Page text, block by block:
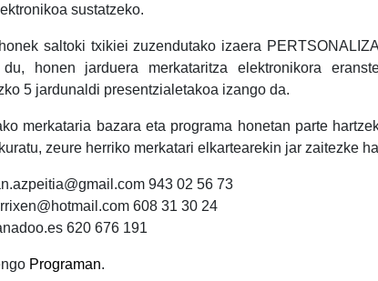
sustatzeko.
saltoki txikiei zuzendutako izaera
honen jarduera merkataritza elektronikora
5 jardunaldi presentzialetakoa izango da.
merkataria bazara eta programa honetan parte
zeure herriko merkatari elkartearekin jar zaitezke
943 02 56 73
608 31 30 24
620 676 191
Programan.